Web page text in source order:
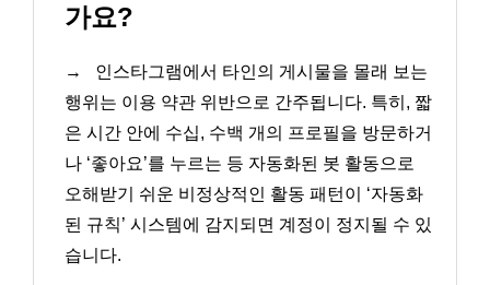
가요?
→
인스타그램에서 타인의 게시물을 몰래 보는
행위는 이용 약관 위반으로 간주됩니다. 특히, 짧
은 시간 안에 수십, 수백 개의 프로필을 방문하거
나 ‘좋아요’를 누르는 등 자동화된 봇 활동으로
오해받기 쉬운 비정상적인 활동 패턴이 ‘자동화
된 규칙’ 시스템에 감지되면 계정이 정지될 수 있
습니다.